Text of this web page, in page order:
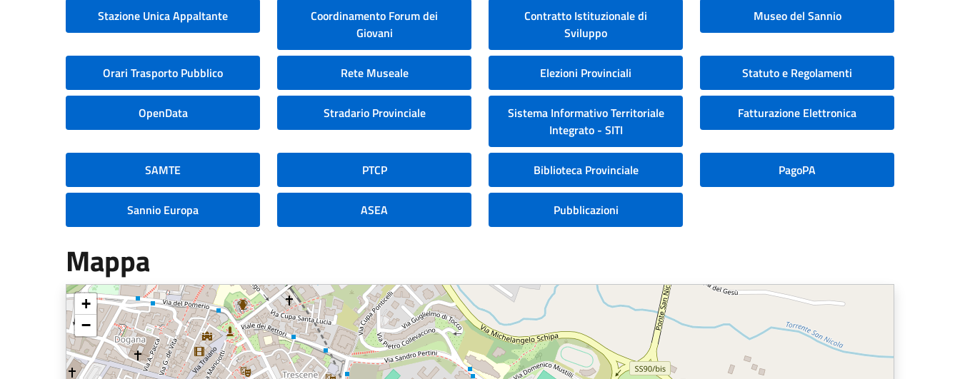
Stazione Unica Appaltante
Coordinamento Forum dei
Giovani
Contratto Istituzionale di
Sviluppo
Museo del Sannio
Orari Trasporto Pubblico Rete Museale Elezioni Provinciali Statuto e Regolamenti
OpenData Stradario Provinciale
Sistema Informativo Territoriale
Integrato - SITI
Fatturazione Elettronica
SAMTE PTCP Biblioteca Provinciale PagoPA
Sannio Europa ASEA Pubblicazioni
Mappa
+
−